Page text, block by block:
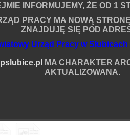
Rafał Ossowski
powstania:
27.02.2026 07:35
modyfikacji: 27.05.2026 07:20
5644328
INFORMUJEMY, ŻE OD 1
PRACY MA NOWĄ
ZNAJDUJĘ SIĘ POD
Urząd Pracy w Słubicach
MA CHARAKTER
AKTUALIZOWANA.